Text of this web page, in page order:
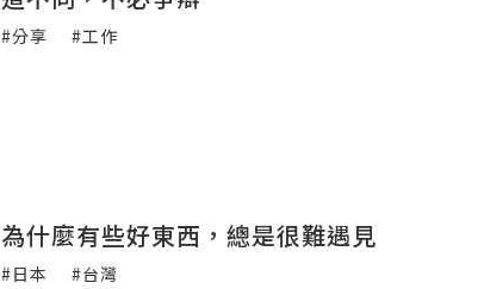
#分享 #工作
為什麼有些好東西，總是很難遇見
#日本 #台灣